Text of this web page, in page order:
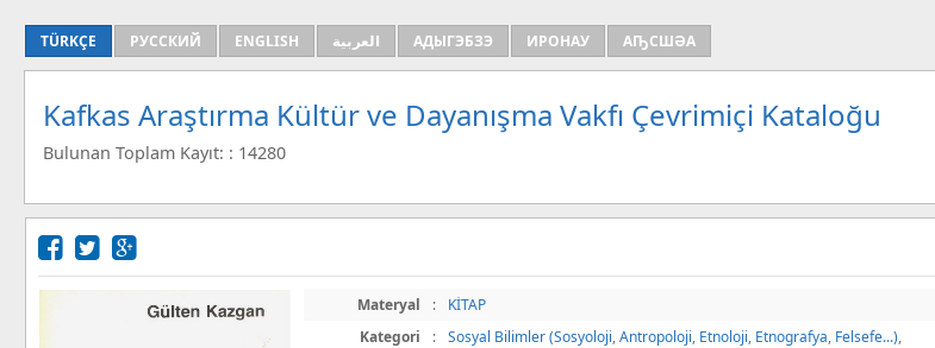
TÜRKÇE РУССКИЙ ENGLISH العربية АДЫГЭБЗЭ ИРОНАУ АҦСШӘА
Kafkas Araştırma Kültür ve Dayanışma Vakfı Çevrimiçi Kataloğu
Bulunan Toplam Kayıt: : 14280
Materyal :
KİTAP
Kategori
: Sosyal Bilimler (Sosyoloji,Antropoloji, Etnoloji, Etnografya, Felsefe...),